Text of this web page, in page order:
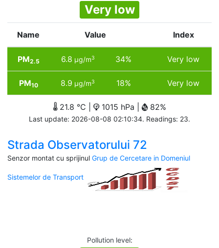
Very low
Name Value Index
PM2.5 6.8 µg/m3 34% Very low
PM10 8.9 µg/m3 18% Very low
21.8 °C | 1015 hPa | 82%
Last update: 2026-08-08 02:10:34. Readings: 23.
Strada Observatorului 72
Senzor montat cu sprijinul Grup de Cercetare in Domeniul
Sistemelor de Transport
Pollution level: